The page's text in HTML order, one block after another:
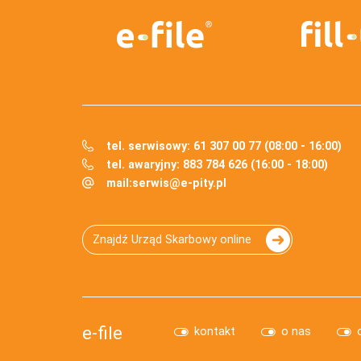
tel. serwisowy: 61 307 00 77 (08:00 - 16:00)
tel. awaryjny: 883 784 626 (16:00 - 18:00)
mail:serwis@e-pity.pl
Znajdź Urząd Skarbowy online
e-file kontakt o nas